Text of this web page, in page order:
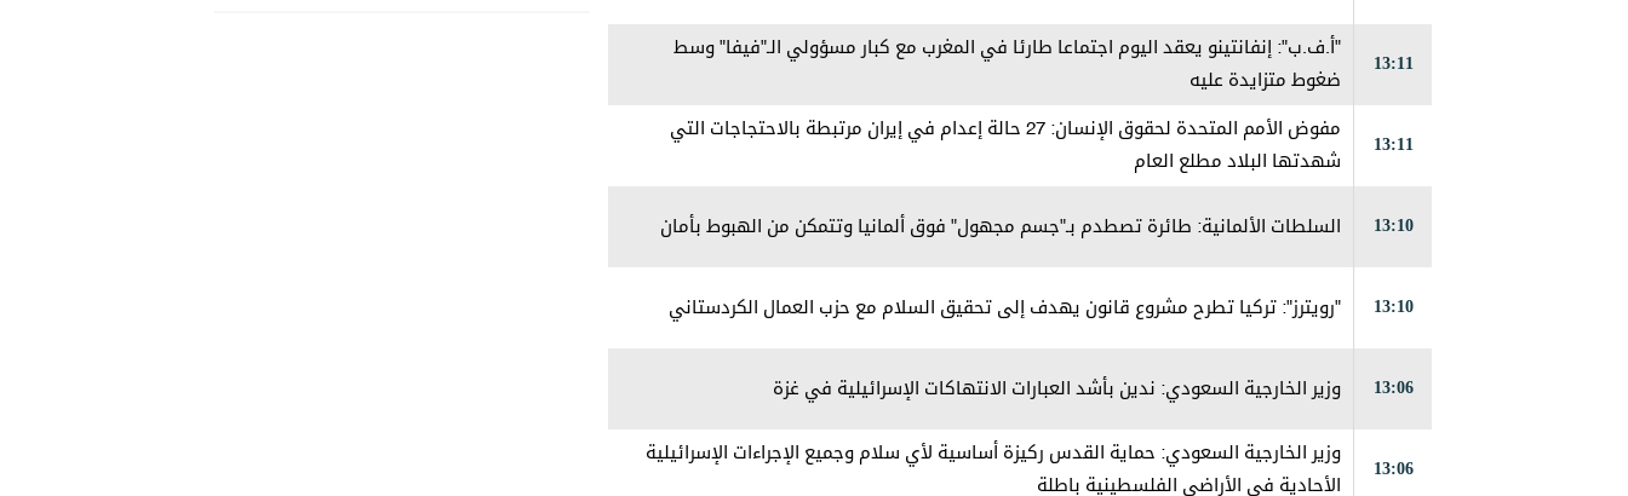
13:11
"أ.ف.ب": إنفانتينو يعقد اليوم اجتماعا طارئا في المغرب مع كبار مسؤولي الـ"فيفا" وسط
ضغوط متزايدة عليه
13:11
مفوض الأمم المتحدة لحقوق الإنسان: 27 حالة إعدام في إيران مرتبطة بالاحتجاجات التي
شهدتها البلاد مطلع العام
13:10 السلطات الألمانية: طائرة تصطدم بـ"جسم مجهول" فوق ألمانيا وتتمكن من الهبوط بأمان
13:10 "رويترز": تركيا تطرح مشروع قانون يهدف إلى تحقيق السلام مع حزب العمال الكردستاني
13:06 وزير الخارجية السعودي: ندين بأشد العبارات الانتهاكات الإسرائيلية في غزة
13:06
وزير الخارجية السعودي: حماية القدس ركيزة أساسية لأي سلام وجميع الإجراءات الإسرائيلية
الأحادية في الأراضي الفلسطينية باطلة